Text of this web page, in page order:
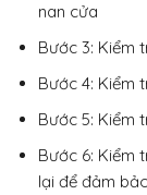
nan cửa
Bước 3: Kiểm
Bước 4: Kiểm
Bước 5: Kiểm
Bước 6: Kiểm
lại để đảm